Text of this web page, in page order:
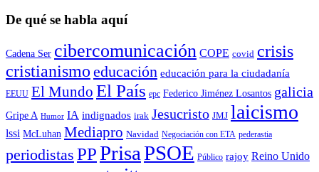
De qué se habla aquí
Cadena Ser cibercomunicación COPE covid crisis
cristianismo educación educación para la ciudadaní­a
EEUU El Mundo El País epc Federico Jiménez Losantos galicia
Gripe A Humor IA indignados irak Jesucristo JMJ laicismo
lssi McLuhan Mediapro Navidad Negociación con ETA pederastia
periodistas PPPrisaPSOE Público rajoy Reino Unido